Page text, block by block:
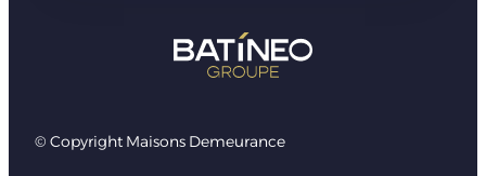
© Copyright Maisons Demeurance